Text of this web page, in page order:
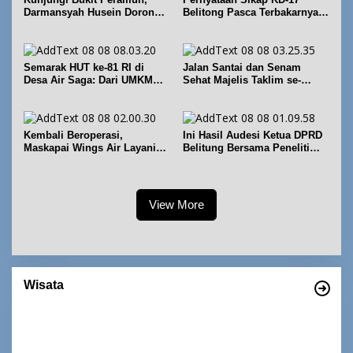
Darmansyah Husein Dorong
Belitong Pasca Terbakarnya
Semarak HUT ke-81 RI di
Desa Air Saga: Dari UMKM
Jalan Santai dan Senam
Sehat Majelis Taklim se-
Kembali Beroperasi,
Maskapai Wings Air Layani
Ini Hasil Audesi Ketua DPRD
Belitung Bersama Peneliti
View More
Wisata